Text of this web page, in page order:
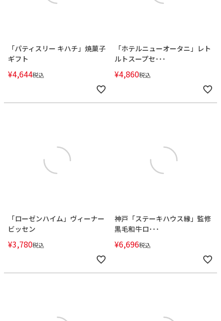
「パティスリー キハチ」焼菓子
ギフト
¥4,644税込
「ホテルニューオータニ」レト
ルトスープセ･･･
¥4,860税込
「ローゼンハイム」ヴィーナー
ビッセン
¥3,780税込
神戸「ステーキハウス縁」監修
黒毛和牛ロ･･･
¥6,696税込